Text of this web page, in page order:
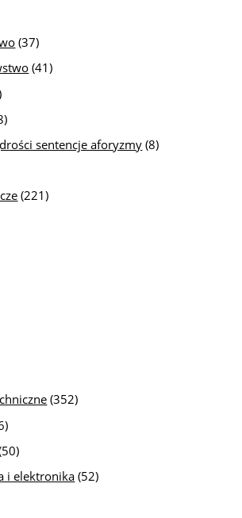
(37)
(41)
sentencje aforyzmy (8)
(221)
(352)
i elektronika (52)